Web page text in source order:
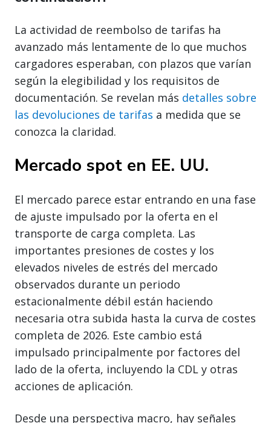
La actividad de reembolso de tarifas ha
avanzado más lentamente de lo que muchos
cargadores esperaban, con plazos que varían
según la elegibilidad y los requisitos de
documentación. Se revelan más detalles sobre
las devoluciones de tarifas a medida que se
conozca la claridad.
Mercado spot en EE. UU.
El mercado parece estar entrando en una fase
de ajuste impulsado por la oferta en el
transporte de carga completa. Las
importantes presiones de costes y los
elevados niveles de estrés del mercado
observados durante un periodo
estacionalmente débil están haciendo
necesaria otra subida hasta la curva de costes
completa de 2026. Este cambio está
impulsado principalmente por factores del
lado de la oferta, incluyendo la CDL y otras
acciones de aplicación.
Desde una perspectiva macro, hay señales